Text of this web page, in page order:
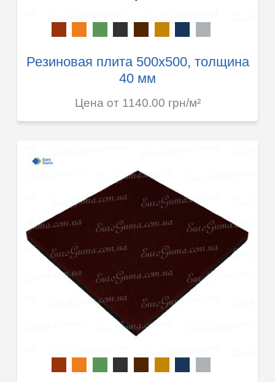
Резиновая плита 500х500, толщина
40 мм
Цена от 1140.00 грн/м²